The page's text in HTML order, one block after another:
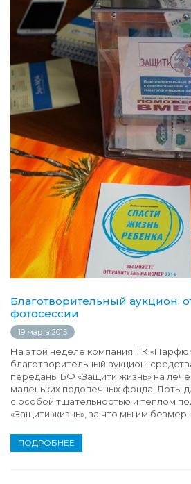
Благотворительный аукцион:
фотосессии
19 марта 2015
На этой неделе компания ГК
благотворительный аукцион,
переданы БФ «Защити жизнь» на
маленьких подопечных фонда. Лоты
с особой тщательностью и теплом
«Защити жизнь», за что мы им
ПОДРОБНЕЕ